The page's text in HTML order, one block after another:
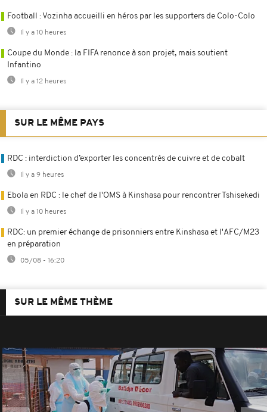
Football : Vozinha accueilli en héros par les supporters de Colo-Colo
Il y a 10 heures
Coupe du Monde : la FIFA renonce à son projet, mais soutient
Infantino
Il y a 12 heures
SUR LE MÊME PAYS
RDC : interdiction d’exporter les concentrés de cuivre et de cobalt
Il y a 9 heures
Ebola en RDC : le chef de l'OMS à Kinshasa pour rencontrer Tshisekedi
Il y a 10 heures
RDC: un premier échange de prisonniers entre Kinshasa et l'AFC/M23
en préparation
05/08 - 16:20
SUR LE MÊME THÈME